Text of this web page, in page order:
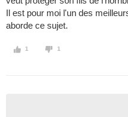
Il est pour moi l'un des
aborde ce sujet.
1 1